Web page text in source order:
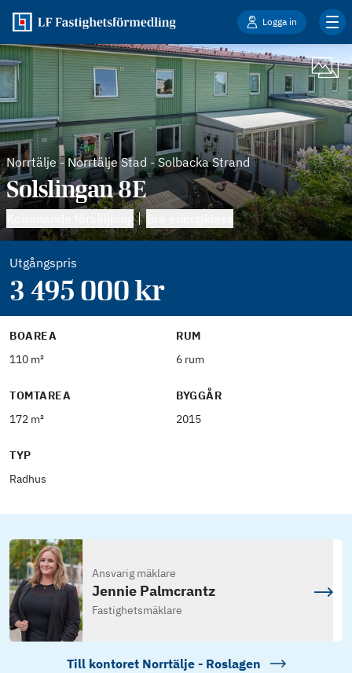
Logga in
Norrtälje-Norrtälje Stad - Solbacka Strand
Solslingan 8E
Utgångspris
3 495 000kr
BOAREA
110 m²
RUM
6 rum
TOMTAREA
172 m²
BYGGÅR
2015
TYP
Radhus
Ansvarig mäklare
Jennie Palmcrantz
Fastighetsmäklare
Till kontoret Norrtälje - Roslagen